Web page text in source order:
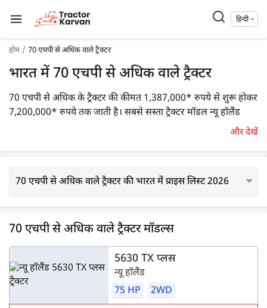
हिन्दी
होम 70 एचपी से अधिक वाले ट्रैक्टर
भारत में 70 एचपी से अधिक वाले ट्रैक्टर
70 एचपी से अधिक के ट्रैक्टर की कीमत 1,387,000* रुपये से शुरू होकर
7,200,000* रुपये तक जाती है। सबसे सस्ता ट्रैक्टर मॉडल न्यू हॉलैंड
5630 TX प्लस है, जिसकी कीमत 1387000* रुपये है। सबसे महंगा
रुपये है। ट्रैक्टरकारवां पर 70 एचपी से अधिक के 40 ट्रैक्टर उपलब्ध हैं।
इनमें से पॉपुलर ट्रैक्टर्स मेंन्यू हॉलैंड 5630 TX प्लस,महिंद्रा नोवो 755 DI
PP 4WD V1 शामिल हैं।
और देखें
70 एचपी से अधिक वाले ट्रैक्टर की भारत में प्राइस लिस्ट 2026
70 एचपी से अधिक वाले ट्रैक्टर मॉडल्स
5630 TX प्लस
न्यू हॉलैंड
75 HP
2WD